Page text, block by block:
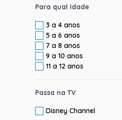
Para qual Idade
3 a 4 anos
5 a 6 anos
7 a 8 anos
9 a 10 anos
11 a 12 anos
Passa na TV
Disney Channel